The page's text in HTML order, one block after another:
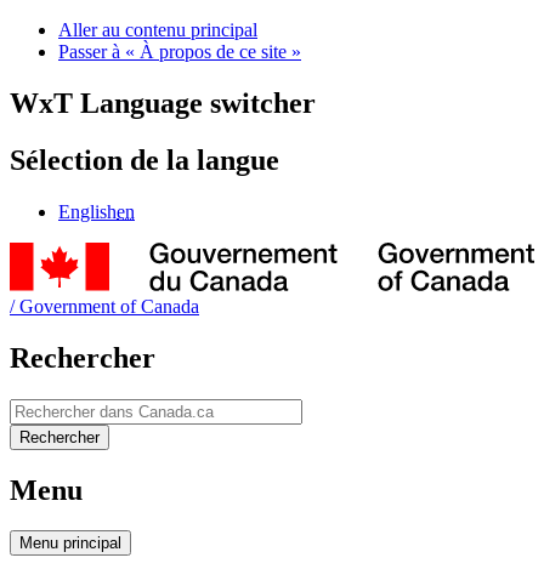
Aller au contenu principal
Passer à « À propos de ce site »
WxT Language switcher
Sélection de la langue
Englishen
/Government of Canada
Rechercher
Rechercher
Rechercher
Menu
Menu principal